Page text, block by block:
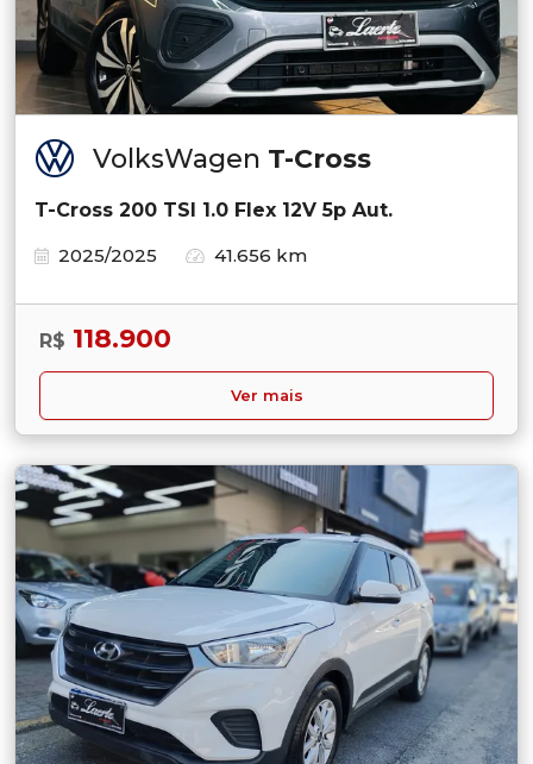
VolksWagen T-Cross
T-Cross 200 TSI 1.0 Flex 12V 5p Aut.
2025/2025
41.656 km
R$ 118.900
Ver mais